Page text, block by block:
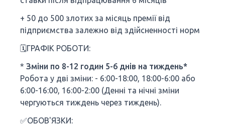
+ 50 до 500 злотих за місяць премії від
підприємства залежно від здійсненності норм
🗓️ГРАФІК РОБОТИ:
* Зміни по 8-12 годин 5-6 днів на тиждень*
Робота у дві зміни: - 6:00-18:00, 18:00-6:00 або
6:00-16:00, 16:00-2:00 (Денні та нічні зміни
чергуються тиждень через тиждень).
✅ОБОВ'ЯЗКИ: